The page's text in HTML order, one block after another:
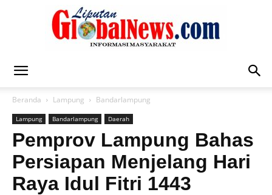
News
Beranda Lampung Bandarlampung
Lampung Bandarlampung Daerah
Pemprov Lampung Bahas
Persiapan Menjelang Hari
Raya Idul Fitri 1443